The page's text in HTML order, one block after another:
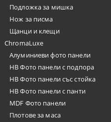
Подложка за мишка
Нож за писма
Щанци и клещи
ChromaLuxe
Алуминиеви фото панели
HB Фото панели с подпора
HB Фото панели със стойка
HB Фото панели с панти
MDF Фото панели
Плотове за маса